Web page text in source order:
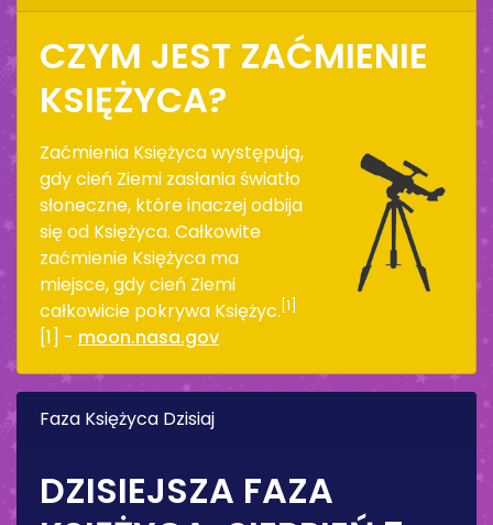
CZYM JEST ZAĆMIENIE
KSIĘŻYCA?
Zaćmienia Księżyca występują,
gdy cień Ziemi zasłania światło
słoneczne, które inaczej odbija
się od Księżyca. Całkowite
zaćmienie Księżyca ma
miejsce, gdy cień Ziemi
całkowicie pokrywa Księżyc. [1]
[1] - moon.nasa.gov
Faza Księżyca Dzisiaj
DZISIEJSZA FAZA